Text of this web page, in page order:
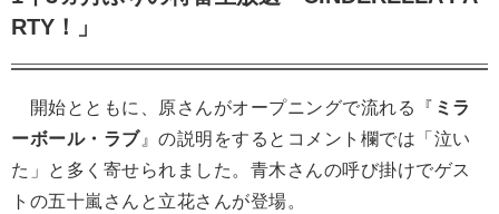
RTY！」
開始とともに、原さんがオープニングで流れる『 ミラ
ーボール・ラブ』の説明をするとコメント欄では「泣い
た」と多く寄せられました。青木さんの呼び掛けでゲス
トの五十嵐さんと立花さんが登場。